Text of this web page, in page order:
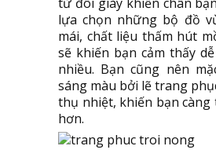
lựa chọn những bộ đồ
mái, chất liệu thấm hút
sẽ khiến bạn cảm thấy
nhiều. Bạn cũng nên
sáng màu bởi lẽ trang
thụ nhiệt, khiến bạn
hơn.